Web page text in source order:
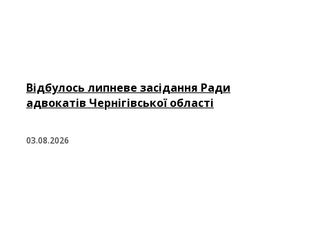
Відбулось липневе засідання Ради
адвокатів Чернігівської області
03.08.2026